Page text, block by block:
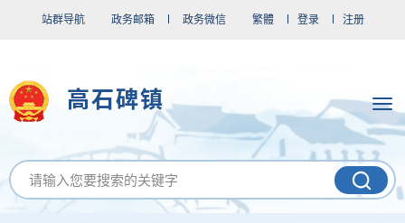
站群导航 政务邮箱 政务微信 繁體 登录 注册
高石碑镇